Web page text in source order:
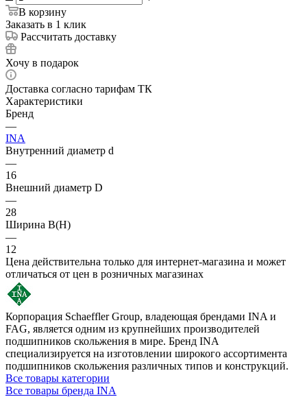
В корзину
Заказать в 1 клик
Рассчитать доставку
Хочу в подарок
Доставка согласно тарифам ТК
Характеристики
Бренд
—
INA
Внутренний диаметр d
—
16
Внешний диаметр D
—
28
Ширина B(H)
—
12
Цена действительна только для интернет-магазина и может
отличаться от цен в розничных магазинах
Корпорация Schaeffler Group, владеющая брендами INA и
FAG, является одним из крупнейших производителей
подшипников скольжения в мире. Бренд INA
специализируется на изготовлении широкого ассортимента
подшипников скольжения различных типов и конструкций.
Все товары категории
Все товары бренда INA